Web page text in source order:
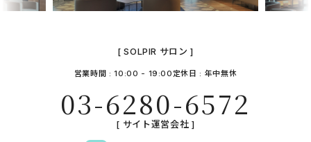
[ SOLPIR サロン ]
営業時間 : 10:00 - 19:00 定休日 : 年中無休
03-6280-6572
[ サイト運営会社 ]